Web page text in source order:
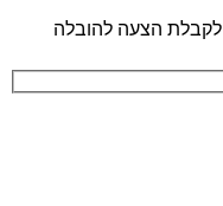
לקבלת הצעה להובלה